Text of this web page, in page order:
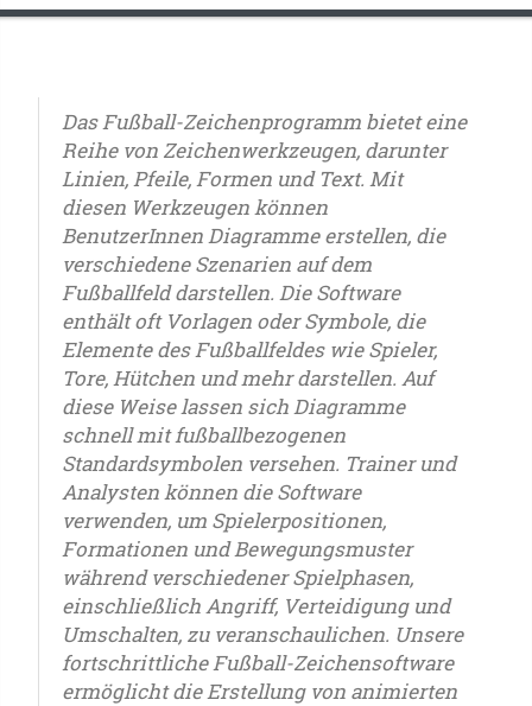
Das Fußball-Zeichenprogramm bietet eine
Reihe von Zeichenwerkzeugen, darunter
Linien, Pfeile, Formen und Text. Mit
diesen Werkzeugen können
BenutzerInnen Diagramme erstellen, die
verschiedene Szenarien auf dem
Fußballfeld darstellen. Die Software
enthält oft Vorlagen oder Symbole, die
Elemente des Fußballfeldes wie Spieler,
Tore, Hütchen und mehr darstellen. Auf
diese Weise lassen sich Diagramme
schnell mit fußballbezogenen
Standardsymbolen versehen. Trainer und
Analysten können die Software
verwenden, um Spielerpositionen,
Formationen und Bewegungsmuster
während verschiedener Spielphasen,
einschließlich Angriff, Verteidigung und
Umschalten, zu veranschaulichen. Unsere
fortschrittliche Fußball-Zeichensoftware
ermöglicht die Erstellung von animierten